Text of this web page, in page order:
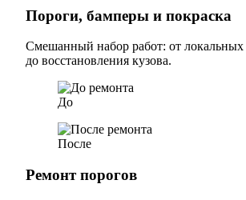
Пороги, бамперы и покраска
Смешанный набор работ: от
до восстановления кузова.
До
После
Ремонт порогов